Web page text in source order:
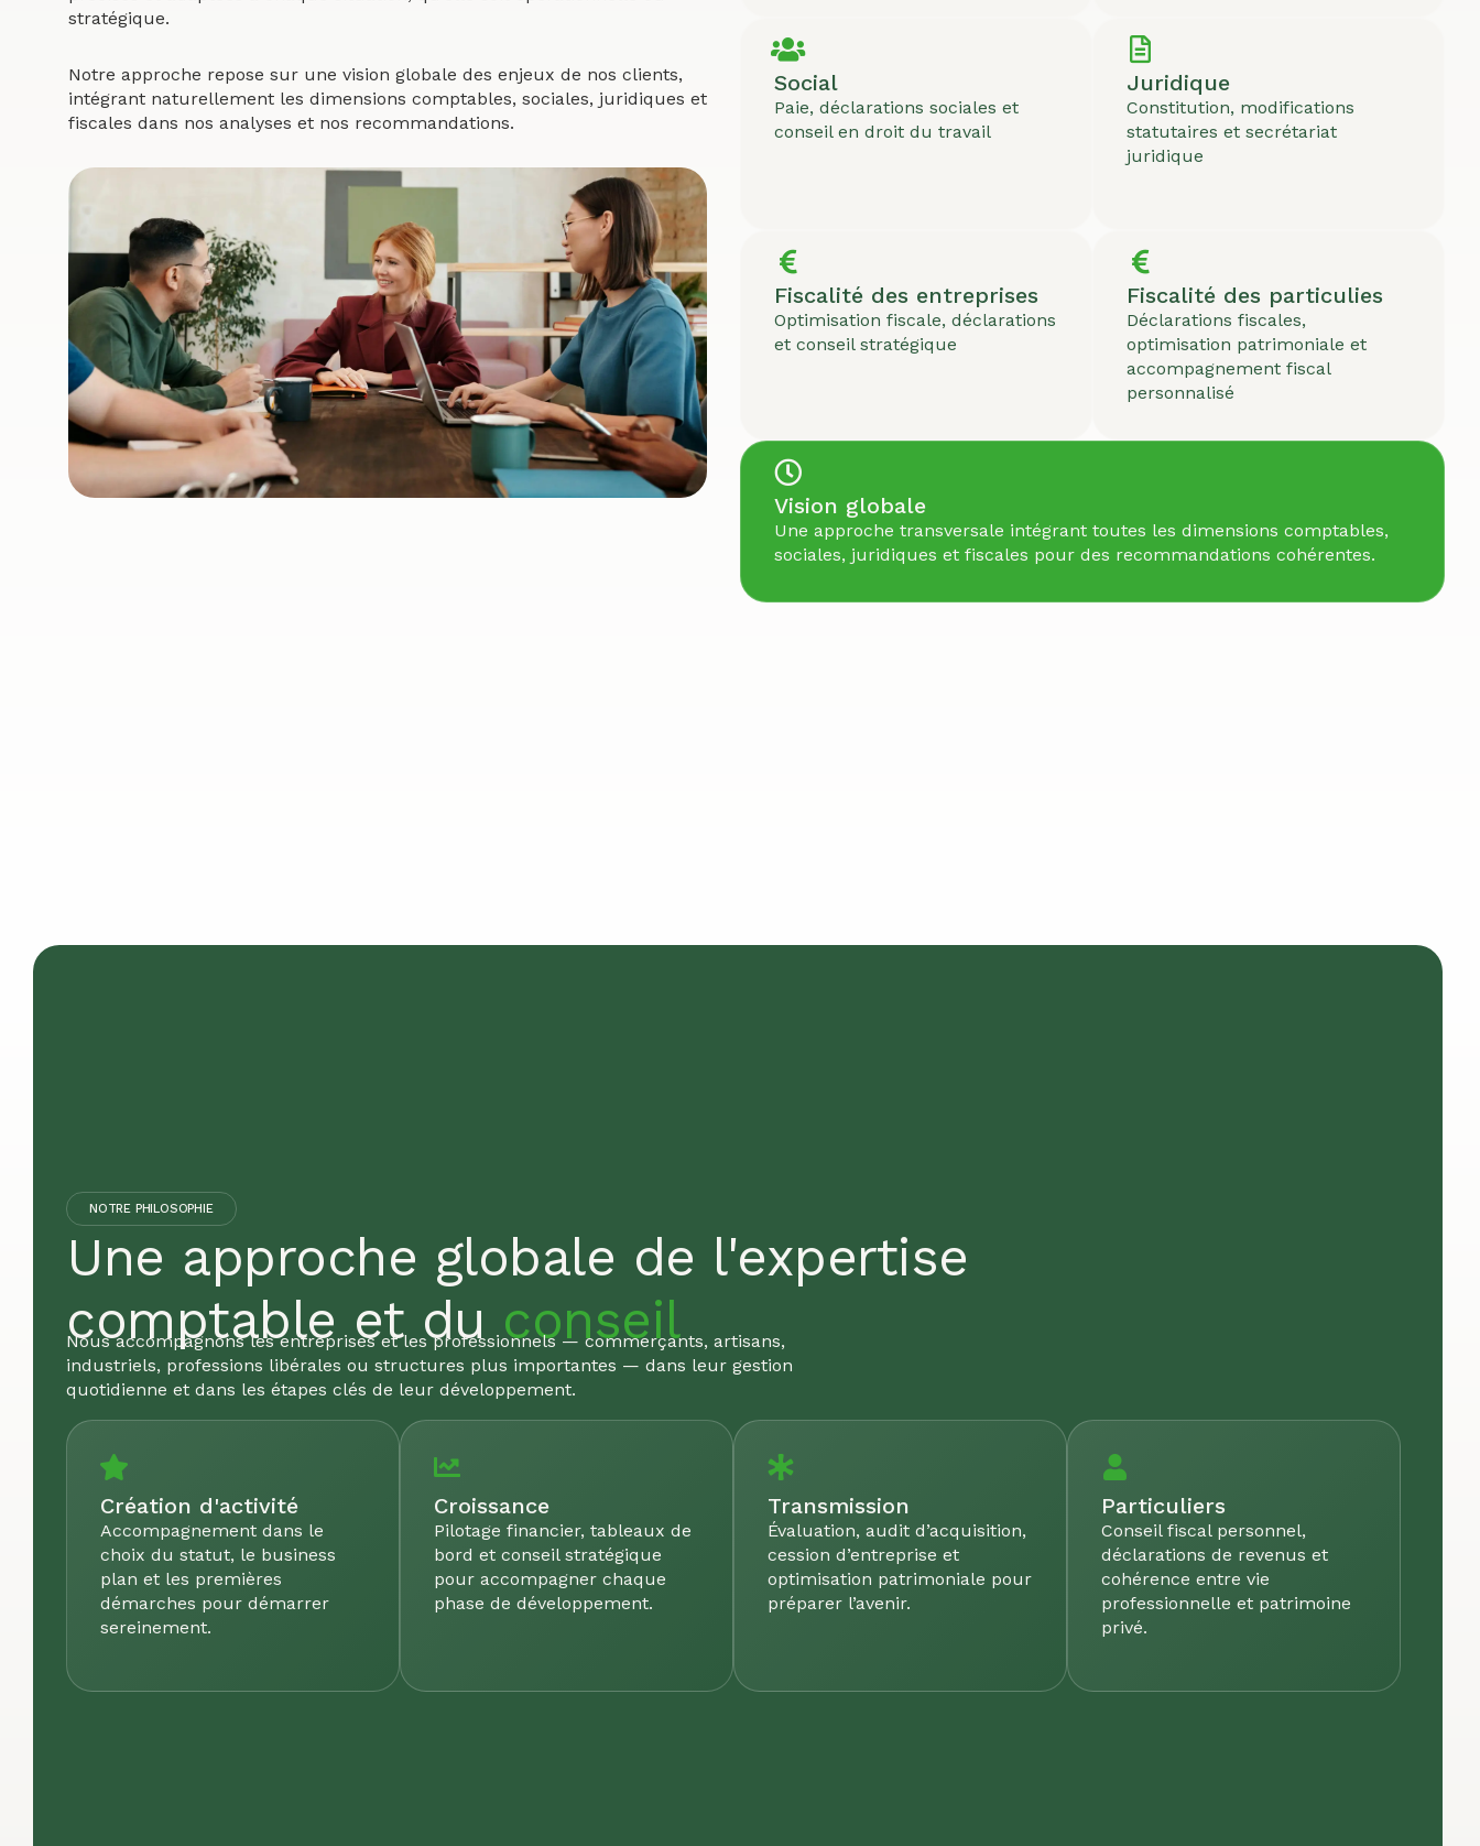
stratégique.
Notre approche repose sur une vision globale des enjeux de nos clients,
intégrant naturellement les dimensions comptables, sociales, juridiques et
fiscales dans nos analyses et nos recommandations.
Social
Paie, déclarations sociales et
conseil en droit du travail
Juridique
Constitution, modifications
statutaires et secrétariat
juridique
Fiscalité des entreprises
Optimisation fiscale, déclarations
et conseil stratégique
Fiscalité des particulies
Déclarations fiscales,
optimisation patrimoniale et
accompagnement fiscal
personnalisé
Vision globale
Une approche transversale intégrant toutes les dimensions comptables,
sociales, juridiques et fiscales pour des recommandations cohérentes.
NOTRE PHILOSOPHIE
Une approche globale de l'expertise
comptable et duconseil
Nous accompagnons les entreprises et les professionnels — commerçants, artisans,
industriels, professions libérales ou structures plus importantes — dans leur gestion
quotidienne et dans les étapes clés de leur développement.
Création d'activité
Accompagnement dans le
choix du statut, le business
plan et les premières
démarches pour démarrer
sereinement.
Croissance
Pilotage financier, tableaux de
bord et conseil stratégique
pour accompagner chaque
phase de développement.
Transmission
Évaluation, audit d’acquisition,
cession d’entreprise et
optimisation patrimoniale pour
préparer l’avenir.
Particuliers
Conseil fiscal personnel,
déclarations de revenus et
cohérence entre vie
professionnelle et patrimoine
privé.